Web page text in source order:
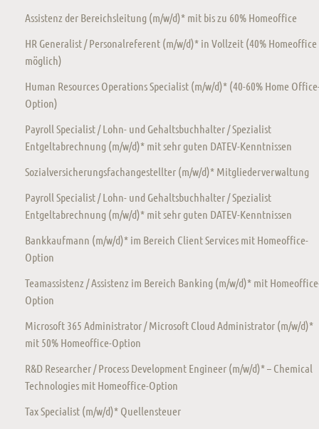
Assistenz der Bereichsleitung (m/w/d)* mit bis zu 60% Homeoffice
HR Generalist / Personalreferent (m/w/d)* in Vollzeit (40% Homeoffice
möglich)
Human Resources Operations Specialist (m/w/d)* (40-60% Home
Option)
Payroll Specialist / Lohn- und Gehaltsbuchhalter / Spezialist
Entgeltabrechnung (m/w/d)* mit sehr guten DATEV-Kenntnissen
Sozialversicherungsfachangestellter (m/w/d)* Mitgliederverwaltung
Payroll Specialist / Lohn- und Gehaltsbuchhalter / Spezialist
Entgeltabrechnung (m/w/d)* mit sehr guten DATEV-Kenntnissen
Bankkaufmann (m/w/d)* im Bereich Client Services mit Homeoffice-
Option
Teamassistenz / Assistenz im Bereich Banking (m/w/d)* mit
Option
Microsoft 365 Administrator / Microsoft Cloud Administrator (m/w/d)*
mit 50% Homeoffice-Option
R&D Researcher / Process Development Engineer (m/w/d)* – Chemical
Technologies mit Homeoffice-Option
Tax Specialist (m/w/d)* Quellensteuer